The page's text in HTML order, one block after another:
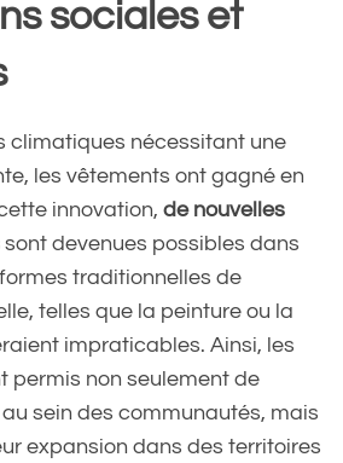
sociales et
climatiques nécessitant une
les vêtements ont gagné en
innovation, de nouvelles
sont devenues possibles dans
traditionnelles de
telles que la peinture ou la
impraticables. Ainsi, les
permis non seulement de
sein des communautés, mais
expansion dans des territoires